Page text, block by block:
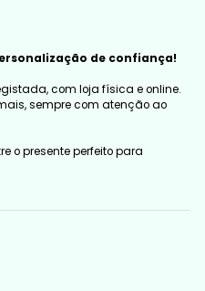
de confiança!
com loja física e online.
sempre com atenção ao
o presente perfeito para